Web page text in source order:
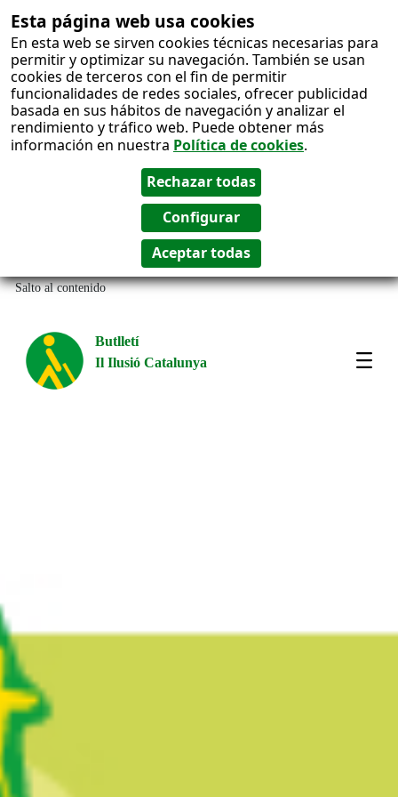
Esta página web usa cookies
En esta web se sirven cookies técnicas necesarias para
permitir y optimizar su navegación. También se usan
cookies de terceros con el fin de permitir
funcionalidades de redes sociales, ofrecer publicidad
basada en sus hábitos de navegación y analizar el
rendimiento y tráfico web. Puede obtener más
información en nuestra Política de cookies.
Salto al contenido
Butlletí
Il Ilusió Catalunya